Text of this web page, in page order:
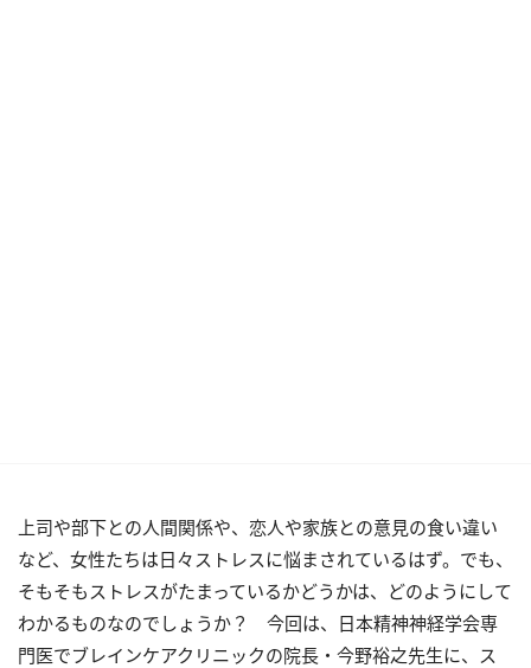
上司や部下との人間関係や、恋人や家族との意見の食い違い
など、女性たちは日々ストレスに悩まされているはず。でも、
そもそもストレスがたまっているかどうかは、どのようにして
わかるものなのでしょうか？ 今回は、日本精神神経学会専
門医でブレインケアクリニックの院長・今野裕之先生に、ス